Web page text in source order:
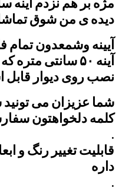
دیده ی من شوق
آیینه وشمعدون تمام
آینه ۵۰ سانتی
نصب روی دیوار
شما عزیزان می تونید
کلمه دلخواهتون
.
قابلیت تغییر رنگ و
داره
.